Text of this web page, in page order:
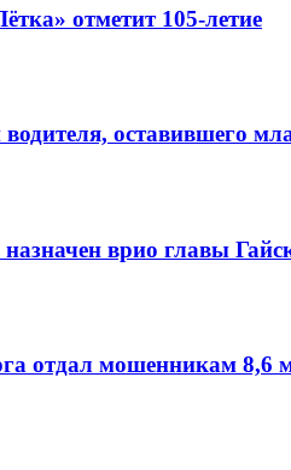
отметит 105-летие
оставившего
врио главы
отдал мошенникам 8,6